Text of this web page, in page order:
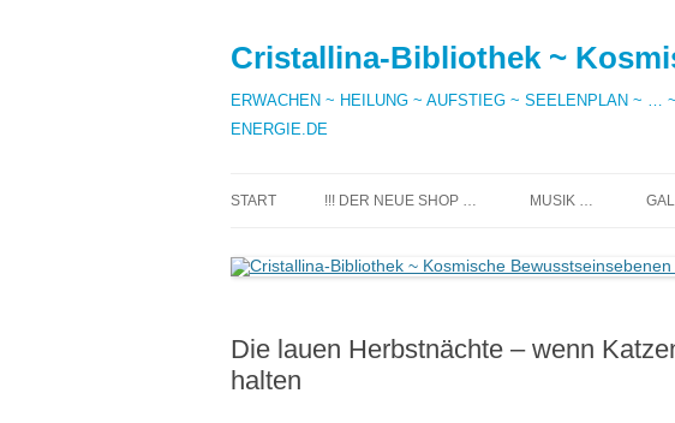
Cristallina-Bibliothek ~
ERWACHEN ~ HEILUNG ~ AUFSTIEG ~ SEELENPLAN ~ …
ENERGIE.DE
START !!! DER NEUE SHOP … MUSIK …
Die lauen Herbstnächte – wenn
halten